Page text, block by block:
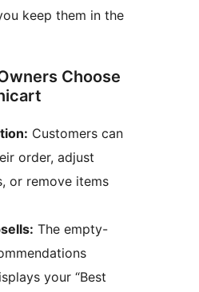
keep them in the
Choose
Customers can
order, adjust
or remove items
The empty-
your “Best